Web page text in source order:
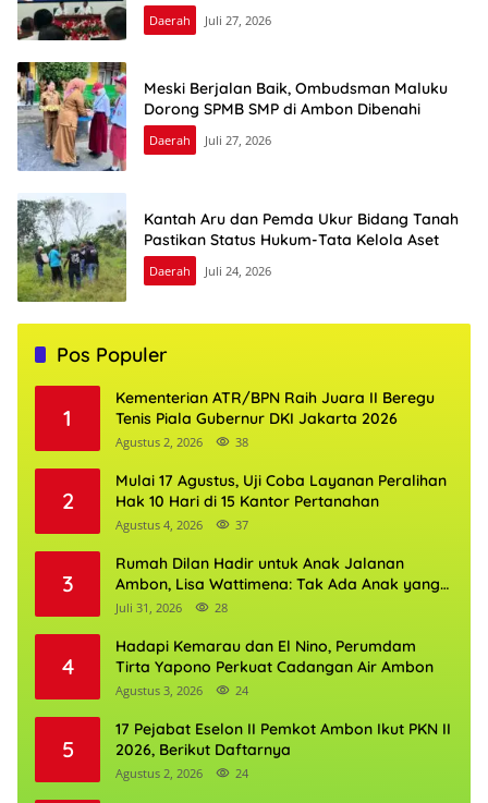
Daerah Juli 27, 2026
Meski Berjalan Baik, Ombudsman Maluku
Dorong SPMB SMP di Ambon Dibenahi
Daerah Juli 27, 2026
Kantah Aru dan Pemda Ukur Bidang Tanah
Pastikan Status Hukum-Tata Kelola Aset
Daerah Juli 24, 2026
Pos Populer
1
Kementerian ATR/BPN Raih Juara II Beregu
Tenis Piala Gubernur DKI Jakarta 2026
Agustus 2, 2026 38
2
Mulai 17 Agustus, Uji Coba Layanan Peralihan
Hak 10 Hari di 15 Kantor Pertanahan
Agustus 4, 2026 37
3
Rumah Dilan Hadir untuk Anak Jalanan
Ambon, Lisa Wattimena: Tak Ada Anak yang
Boleh Kehilangan Masa Depannya
Juli 31, 2026 28
4
Hadapi Kemarau dan El Nino, Perumdam
Tirta Yapono Perkuat Cadangan Air Ambon
Agustus 3, 2026 24
5
17 Pejabat Eselon II Pemkot Ambon Ikut PKN II
2026, Berikut Daftarnya
Agustus 2, 2026 24